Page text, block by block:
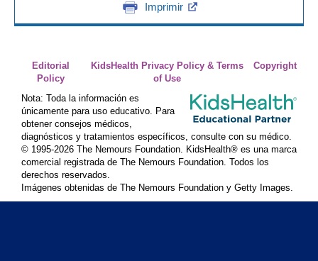
Imprimir
Editorial
Policy
KidsHealth Privacy Policy & Terms
of Use
Copyright
Nota: Toda la información es
únicamente para uso educativo. Para
obtener consejos médicos,
diagnósticos y tratamientos específicos, consulte con su médico.
© 1995-2026 The Nemours Foundation. KidsHealth® es una marca
comercial registrada de The Nemours Foundation. Todos los
derechos reservados.
Imágenes obtenidas de The Nemours Foundation y Getty Images.